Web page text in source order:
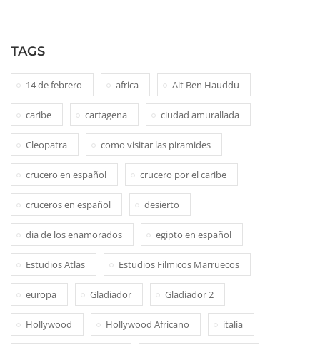
TAGS
14 de febrero africa Ait Ben Hauddu
caribe cartagena ciudad amurallada
Cleopatra como visitar las piramides
crucero en español crucero por el caribe
cruceros en español desierto
dia de los enamorados egipto en español
Estudios Atlas Estudios Filmicos Marruecos
europa Gladiador Gladiador 2
Hollywood Hollywood Africano italia